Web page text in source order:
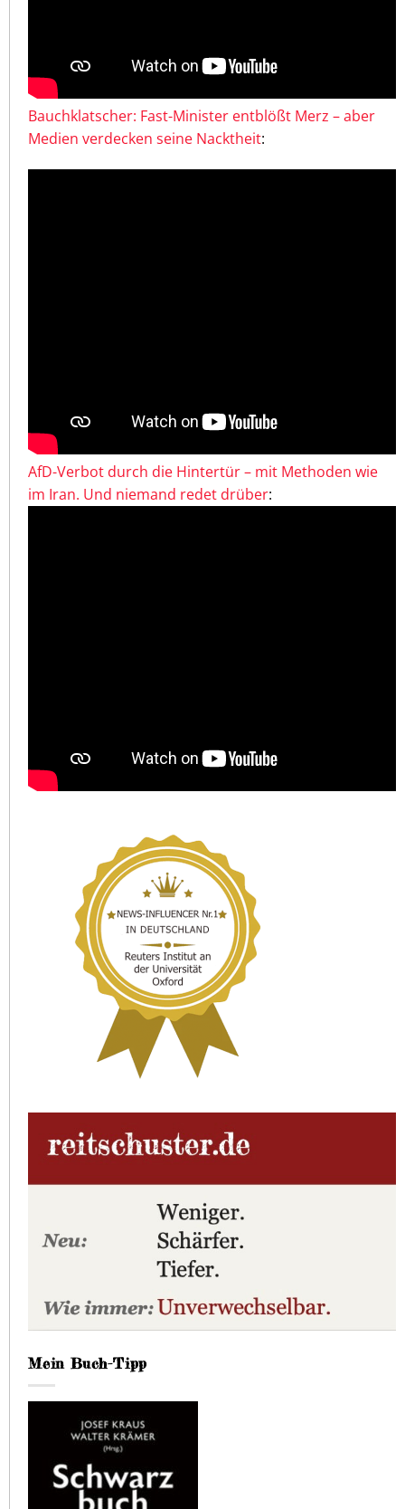
Bauchklatscher: Fast-Minister entblößt Merz – aber
Medien verdecken seine Nacktheit:
AfD-Verbot durch die Hintertür – mit Methoden wie
im Iran. Und niemand redet drüber:
Mein Buch-Tipp